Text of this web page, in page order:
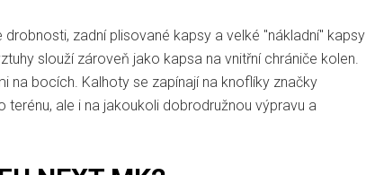
zadní plisované kapsy a velké "nákladní" kapsy
slouží zároveň jako kapsa na vnitřní chrániče kolen.
na bocích. Kalhoty se zapínají na knoflíky značky
terénu, ale i na jakoukoli dobrodružnou výpravu a